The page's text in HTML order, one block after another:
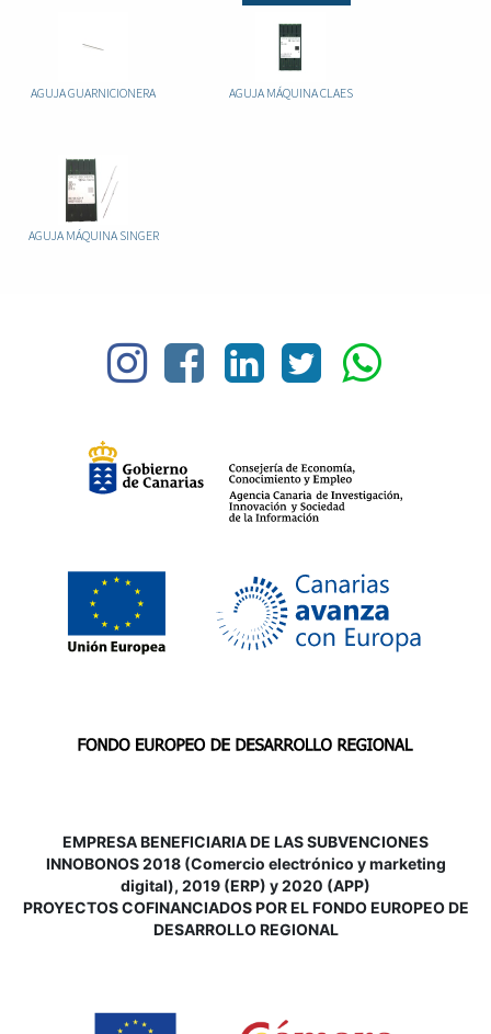
AGUJA GUARNICIONERA AGUJA MÁQUINA CLAES
AGUJA MÁQUINA SINGER
EMPRESA BENEFICIARIA DE LAS SUBVENCIONES
INNOBONOS 2018 (Comercio electrónico y marketing
digital), 2019 (ERP) y 2020 (APP)
PROYECTOS COFINANCIADOS POR EL FONDO EUROPEO DE
DESARROLLO REGIONAL